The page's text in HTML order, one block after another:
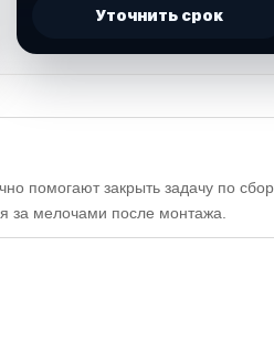
Уточнить срок
закрыть задачу по
за мелочами после монтажа.